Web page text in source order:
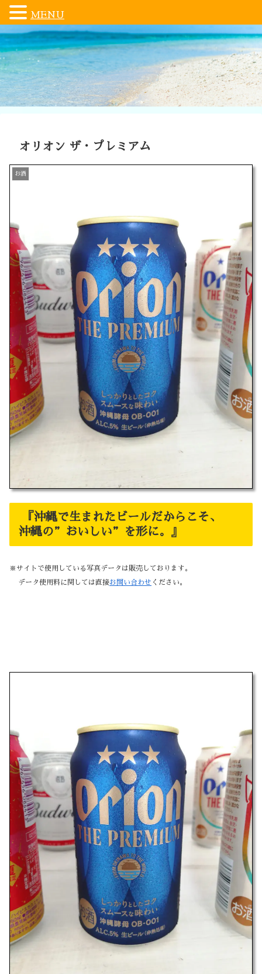
オリオン ザ・プレミアム
お酒
『沖縄で生まれたビールだからこそ、
沖縄の”おいしい”を形に。』
※サイトで使用している写真データは販売しております。
データ使用料に関しては直接お問い合わせ ください。
MENU